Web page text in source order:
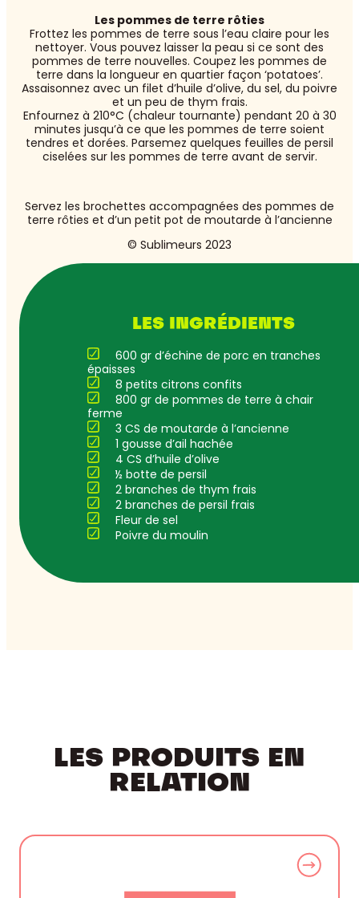
Les pommes de terre rôties
Frottez les pommes de terre sous l’eau claire pour les
nettoyer. Vous pouvez laisser la peau si ce sont des
pommes de terre nouvelles. Coupez les pommes de
terre dans la longueur en quartier façon ‘potatoes’.
Assaisonnez avec un filet d’huile d’olive, du sel, du poivre
et un peu de thym frais.
Enfournez à 210°C (chaleur tournante) pendant 20 à 30
minutes jusqu’à ce que les pommes de terre soient
tendres et dorées. Parsemez quelques feuilles de persil
ciselées sur les pommes de terre avant de servir.
Servez les brochettes accompagnées des pommes de
terre rôties et d’un petit pot de moutarde à l’ancienne
© Sublimeurs 2023
LES INGRÉDIENTS
600 gr d’échine de porc en tranches
épaisses
8 petits citrons confits
800 gr de pommes de terre à chair
ferme
3 CS de moutarde à l’ancienne
1 gousse d’ail hachée
4 CS d’huile d’olive
½ botte de persil
2 branches de thym frais
2 branches de persil frais
Fleur de sel
Poivre du moulin
LES PRODUITS EN
RELATION